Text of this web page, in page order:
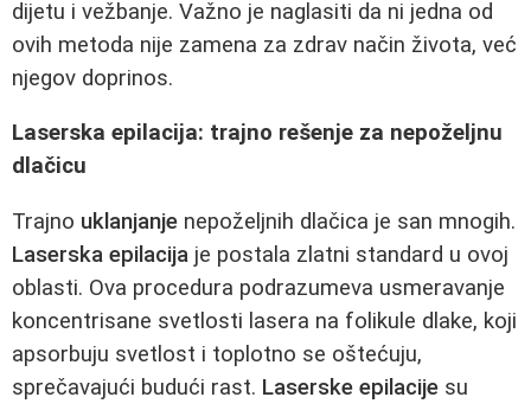
dijetu i vežbanje. Važno je naglasiti da ni jedna od
ovih metoda nije zamena za zdrav način života, već
njegov doprinos.
Laserska epilacija: trajno rešenje za nepoželjnu
dlačicu
Trajno uklanjanje nepoželjnih dlačica je san mnogih.
Laserska epilacija je postala zlatni standard u ovoj
oblasti. Ova procedura podrazumeva usmeravanje
koncentrisane svetlosti lasera na folikule dlake, koji
apsorbuju svetlost i toplotno se oštećuju,
sprečavajući budući rast. Laserske epilacije su